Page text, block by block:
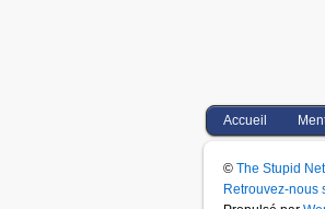
Accueil
© The Stupid
Retrouvez-nous